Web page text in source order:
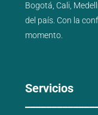
Bogotá Cali
del país . Con la
momento.
Servicios